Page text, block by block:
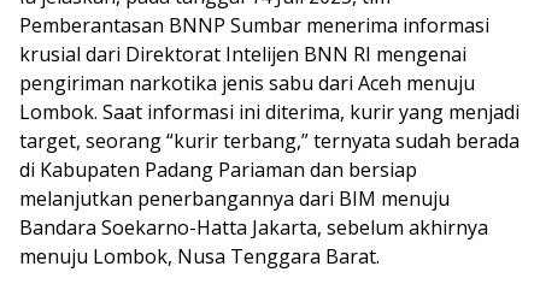
Pemberantasan BNNP Sumbar menerima informasi
krusial dari Direktorat Intelijen BNN RI mengenai
pengiriman narkotika jenis sabu dari Aceh menuju
Lombok. Saat informasi ini diterima, kurir yang menjadi
target, seorang “kurir terbang,” ternyata sudah berada
di Kabupaten Padang Pariaman dan bersiap
melanjutkan penerbangannya dari BIM menuju
Bandara Soekarno-Hatta Jakarta, sebelum akhirnya
menuju Lombok, Nusa Tenggara Barat.